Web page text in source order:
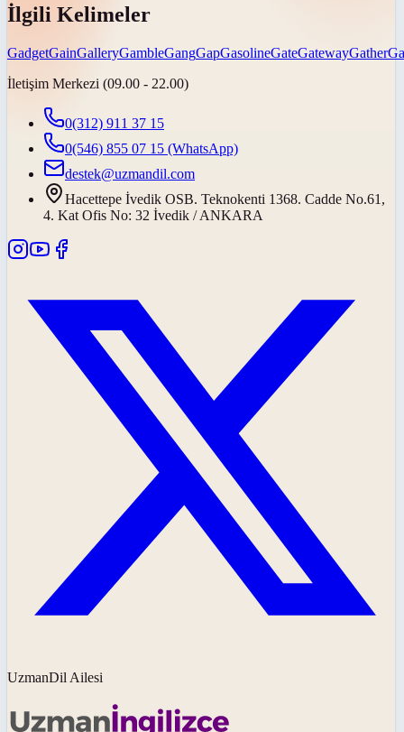
İlgili Kelimeler
GadgetGainGalleryGambleGangGapGasolineGateGatewayGather
İletişim Merkezi (09.00 - 22.00)
0(312) 911 37 15
0(546) 855 07 15 (WhatsApp)
destek@uzmandil.com
Hacettepe İvedik OSB. Teknokenti 1368. Cadde No.61,
4. Kat Ofis No: 32 İvedik / ANKARA
UzmanDil Ailesi